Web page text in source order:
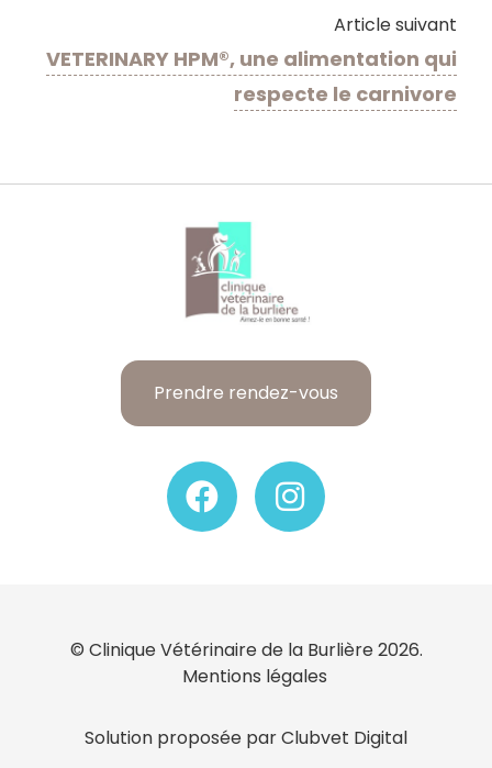
Article suivant
VETERINARY HPM®, une alimentation qui
respecte le carnivore
Prendre rendez-vous
© Clinique Vétérinaire de la Burlière 2026.
Mentions légales
Solution proposée par Clubvet Digital